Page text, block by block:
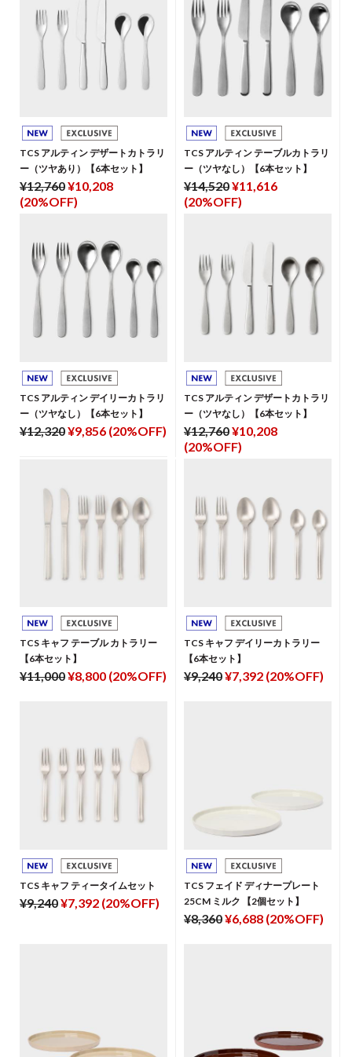
TCS アルティン デザートカトラリ
ー（ツヤあり）【6本セット】
¥12,760¥10,208
(20%OFF)
TCS アルティン テーブルカトラリ
ー（ツヤなし）【6本セット】
¥14,520¥11,616
(20%OFF)
TCS アルティン デイリーカトラリ
ー（ツヤなし）【6本セット】
¥12,320¥9,856 (20%OFF)
TCS アルティン デザートカトラリ
ー（ツヤなし）【6本セット】
¥12,760¥10,208
(20%OFF)
TCS キャフ テーブル カトラリー
【6本セット】
¥11,000¥8,800 (20%OFF)
TCS キャフ デイリーカトラリー
【6本セット】
¥9,240¥7,392 (20%OFF)
TCS キャフ ティータイムセット
¥9,240¥7,392 (20%OFF)
TCS フェイド ディナープレート
25CM ミルク 【2個セット】
¥8,360¥6,688 (20%OFF)